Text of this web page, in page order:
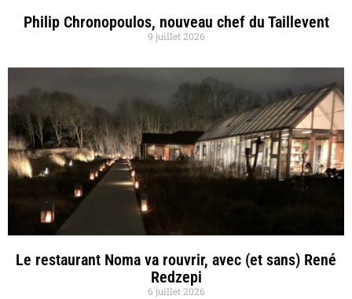
Philip Chronopoulos, nouveau chef du Taillevent
9 juillet 2026
Le restaurant Noma va rouvrir, avec (et sans) René
Redzepi
6 juillet 2026